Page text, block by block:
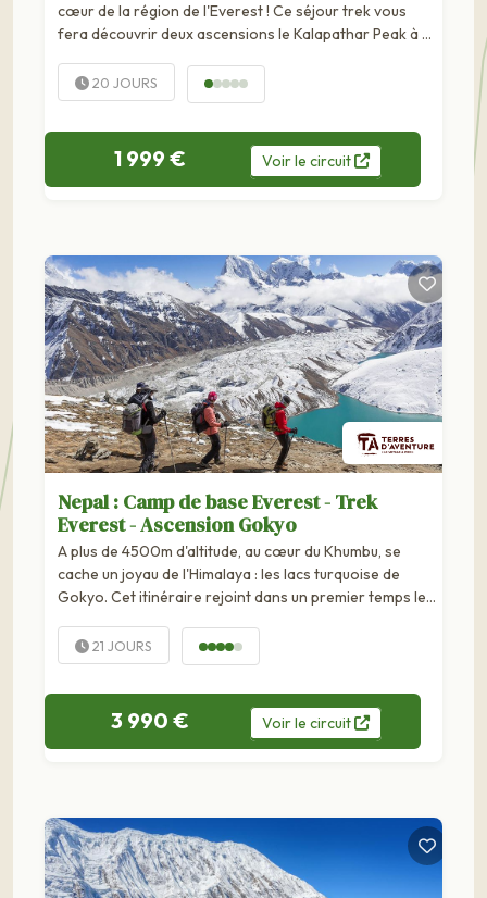
cœur de la région de l'Everest ! Ce séjour trek vous
fera découvrir deux ascensions le Kalapathar Peak à 5
20 JOURS
1 999 € Voirle circuit
Nepal : Camp de base Everest - Trek
Everest - Ascension Gokyo
A plus de 4500m d'altitude, au cœur du Khumbu, se
cache un joyau de l'Himalaya : les lacs turquoise de
Gokyo. Cet itinéraire rejoint dans un premier temps les
le... 21 JOURS
3 990 € Voirle circuit